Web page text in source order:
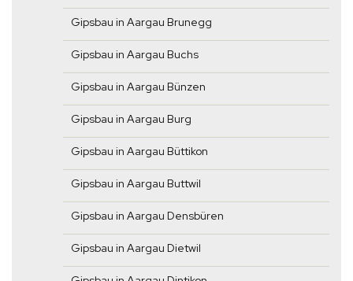
Gipsbau in Aargau Brunegg
Gipsbau in Aargau Buchs
Gipsbau in Aargau Bünzen
Gipsbau in Aargau Burg
Gipsbau in Aargau Büttikon
Gipsbau in Aargau Buttwil
Gipsbau in Aargau Densbüren
Gipsbau in Aargau Dietwil